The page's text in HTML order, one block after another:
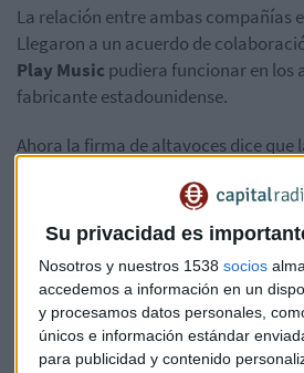
Su privacidad es
Nosotros y nuestros 1538 socios
accedemos a información en un
y procesamos datos personales,
únicos e información estándar
para publicidad y contenido
La relación entre ambas compañías
Llegaron a un acuerdo de
Play Music pudiera funcionar en los
fabricante estadounidense.
Ahora la firma de altavoces dice que
tecnología de forma inadecuada.
Amazon también
tecnología, según Sonos
La compañía considera queAmazon
tecnología, aunque solo ha